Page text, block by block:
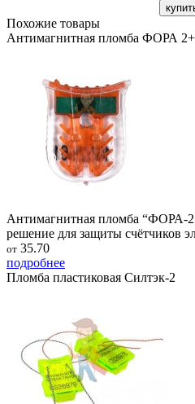
Похожие товары
Антимагнитная пломба ФОРА 2+
Антимагнитная пломба “ФОРА-
решение для защиты счётчиков
от 35.70
подробнее
Пломба пластиковая Силтэк-2